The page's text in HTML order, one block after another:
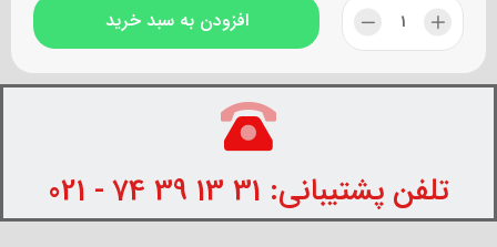
افزودن به سبد خرید
تلفن پشتیبانی: 31 13 39 74 - 021